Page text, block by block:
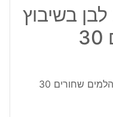
בשיבוץ
17 יהלמים שחורים 30
תליון ושרשרת זהב לבן בשיבוץ 17 יהלמים שחורים 30